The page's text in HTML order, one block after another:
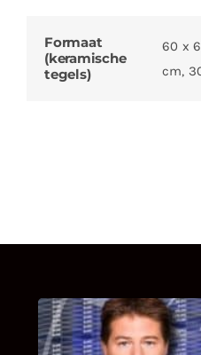
Formaat
(keramische
tegels)
60 x
cm,
UITSTEL